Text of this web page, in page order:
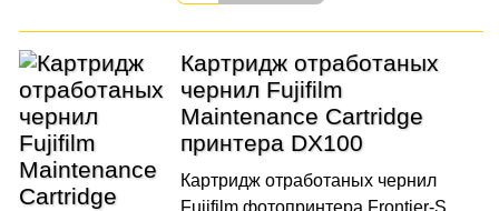
Картридж отработаных
чернил Fujifilm
Maintenance Cartridge
принтера DX100
Картридж отработаных чернил
Fujifilm фотопринтера Frontier-S